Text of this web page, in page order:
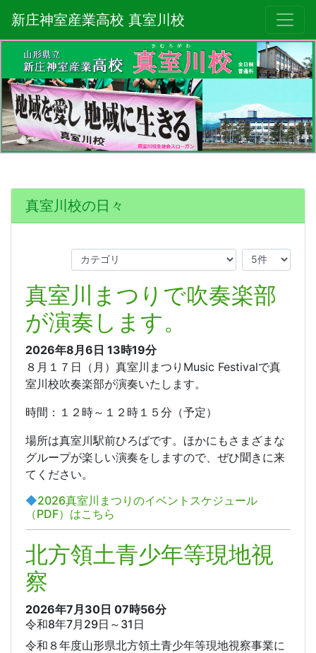
新庄神室産業高校 真室川校
真室川校の日々
真室川まつりで吹奏楽部
が演奏します。
2026年8月6日 13時19分
８月１７日（月）真室川まつりMusic Festivalで真
室川校吹奏楽部が演奏いたします。
時間：１２時～１２時１５分（予定）
場所は真室川駅前ひろばです。ほかにもさまざまな
グループが楽しい演奏をしますので、ぜひ聞きに来
てください。
◆2026真室川まつりのイベントスケジュール
（PDF）はこちら
北方領土青少年等現地視
察
2026年7月30日 07時56分
令和8年7月29日～31日
令和８年度山形県北方領土青少年等現地視察事業に